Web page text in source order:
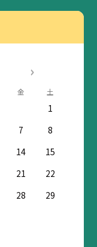
金 土
1
7
8
14
15
21
22
28
29